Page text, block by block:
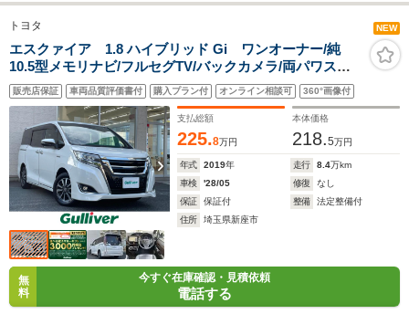
トヨタ NEW
エスクァイア 1.8 ハイブリッド Gi ワンオーナー/純
10.5型メモリナビ/フルセグTV/バックカメラ/両パワスラ/
クルコン/ビルトインETC/スマートキー/LEDヘッドライ
ト/PCS/LDA/クリアランスソナー/前後ドラレコ
販売店保証 車両品質評価書付 購入プラン付 オンライン相談可 360°画像付
支払総額
225.8万円
本体価格
218.5万円
年式 2019年 走行 8.4万km
車検
'28/05 修復
なし
保証
保証付 整備
法定整備付
住所
埼玉県新座市
無
料
今すぐ在庫確認・見積依頼
電話する